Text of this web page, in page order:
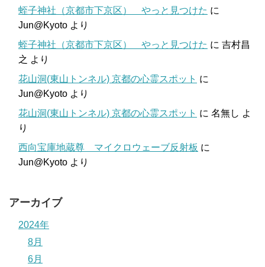
蛭子神社（京都市下京区） やっと見つけた に
Jun@Kyoto より
蛭子神社（京都市下京区） やっと見つけた に 吉村昌
之 より
花山洞(東山トンネル) 京都の心霊スポット に
Jun@Kyoto より
花山洞(東山トンネル) 京都の心霊スポット に 名無し よ
り
西向宝庫地蔵尊 マイクロウェーブ反射板 に
Jun@Kyoto より
アーカイブ
2024年
8月
6月